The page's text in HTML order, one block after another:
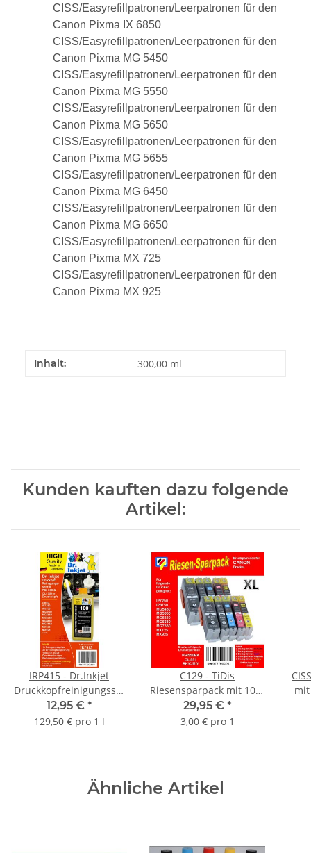
CISS/Easyrefillpatronen/Leerpatronen für den
Canon Pixma IX 6850
CISS/Easyrefillpatronen/Leerpatronen für den
Canon Pixma MG 5450
CISS/Easyrefillpatronen/Leerpatronen für den
Canon Pixma MG 5550
CISS/Easyrefillpatronen/Leerpatronen für den
Canon Pixma MG 5650
CISS/Easyrefillpatronen/Leerpatronen für den
Canon Pixma MG 5655
CISS/Easyrefillpatronen/Leerpatronen für den
Canon Pixma MG 6450
CISS/Easyrefillpatronen/Leerpatronen für den
Canon Pixma MG 6650
CISS/Easyrefillpatronen/Leerpatronen für den
Canon Pixma MX 725
CISS/Easyrefillpatronen/Leerpatronen für den
Canon Pixma MX 925
Inhalt: 300,00 ml
Kunden kauften dazu folgende
Artikel:
IRP415 - Dr.Inkjet
Druckkopfreinigungsset
für die Canon Drucker
mit den PGI550 und
12,95 € *
129,50 € pro 1 l
C129 - TiDis
Riesensparpack mit 10er
Ersatzpatronen für
PGI550 | CLI551
29,95 € *
3,00 € pro 1
Ähnliche Artikel